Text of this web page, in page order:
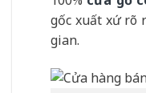
gốc xuất xứ rõ
gian.